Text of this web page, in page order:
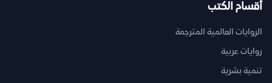
أقسام الكتب
الروايات العالمية المترجمة
روايات عربية
تنمية بشرية